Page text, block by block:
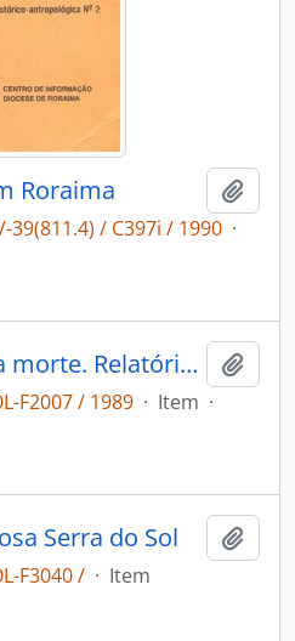
Roraima
39(811.4) / C397i / 1990 ·
Roraima: o aviso da morte. Relatório sobre a viagem da Comissão da Ação pela Cidadania no Estado de Roraima entre 9 e 12 de janeiro de 1989.
F2007 / 1989 · Item ·
Serra do Sol
F3040 / · Item